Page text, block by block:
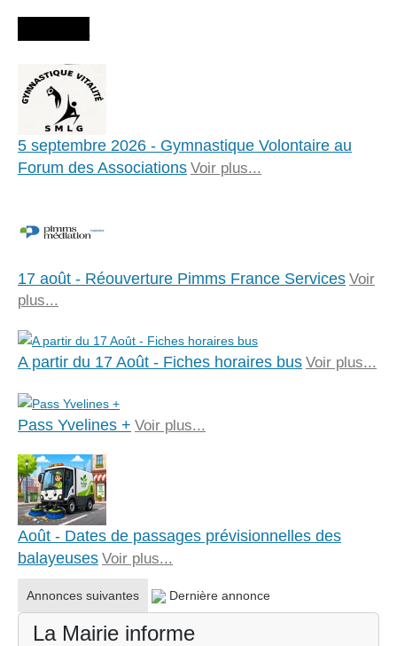
5 septembre 2026 - Gymnastique Volontaire au
Forum des Associations Voir plus...
17 août - Réouverture Pimms France Services Voir
plus...
A partir du 17 Août - Fiches horaires bus Voir plus...
Pass Yvelines + Voir plus...
Août - Dates de passages prévisionnelles des
balayeuses Voir plus...
Annonces suivantes Dernière annonce
La Mairie informe